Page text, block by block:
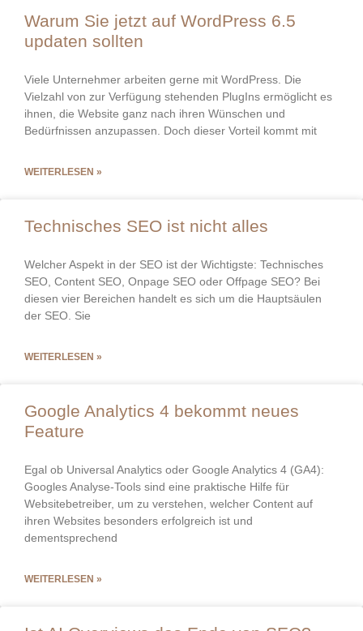
Warum Sie jetzt auf WordPress 6.5
updaten sollten
Viele Unternehmer arbeiten gerne mit WordPress. Die
Vielzahl von zur Verfügung stehenden PlugIns ermöglicht es
ihnen, die Website ganz nach ihren Wünschen und
Bedürfnissen anzupassen. Doch dieser Vorteil kommt mit
WEITERLESEN »
Technisches SEO ist nicht alles
Welcher Aspekt in der SEO ist der Wichtigste: Technisches
SEO, Content SEO, Onpage SEO oder Offpage SEO? Bei
diesen vier Bereichen handelt es sich um die Hauptsäulen
der SEO. Sie
WEITERLESEN »
Google Analytics 4 bekommt neues
Feature
Egal ob Universal Analytics oder Google Analytics 4 (GA4):
Googles Analyse-Tools sind eine praktische Hilfe für
Websitebetreiber, um zu verstehen, welcher Content auf
ihren Websites besonders erfolgreich ist und
dementsprechend
WEITERLESEN »